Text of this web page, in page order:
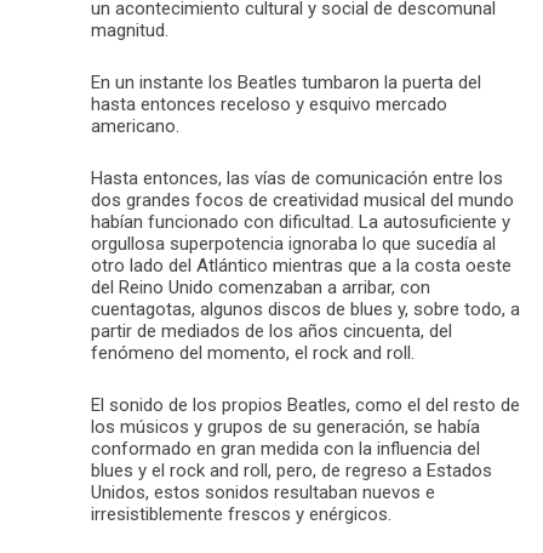
un acontecimiento cultural y social de descomunal
magnitud.
En un instante los Beatles tumbaron la puerta del
hasta entonces receloso y esquivo mercado
americano.
Hasta entonces, las vías de comunicación entre los
dos grandes focos de creatividad musical del mundo
habían funcionado con dificultad. La autosuficiente y
orgullosa superpotencia ignoraba lo que sucedía al
otro lado del Atlántico mientras que a la costa oeste
del Reino Unido comenzaban a arribar, con
cuentagotas, algunos discos de blues y, sobre todo, a
partir de mediados de los años cincuenta, del
fenómeno del momento, el rock and roll.
El sonido de los propios Beatles, como el del resto de
los músicos y grupos de su generación, se había
conformado en gran medida con la influencia del
blues y el rock and roll, pero, de regreso a Estados
Unidos, estos sonidos resultaban nuevos e
irresistiblemente frescos y enérgicos.